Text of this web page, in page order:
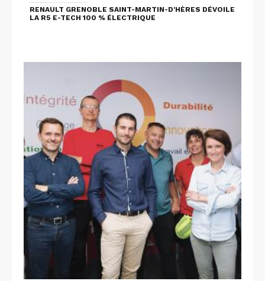
RENAULT GRENOBLE SAINT-MARTIN-D'HÈRES DÉVOILE
LA R5 E-TECH 100 % ÉLECTRIQUE